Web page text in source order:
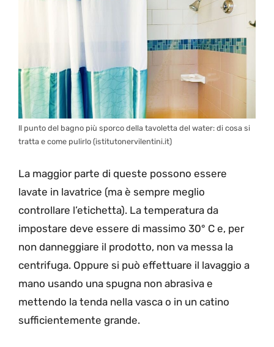
Il punto del bagno più sporco della tavoletta del water: di cosa si
tratta e come pulirlo (istitutonervilentini.it)
La maggior parte di queste possono essere
lavate in lavatrice (ma è sempre meglio
controllare l’etichetta). La temperatura da
impostare deve essere di massimo 30° C e, per
non danneggiare il prodotto, non va messa la
centrifuga. Oppure si può effettuare il lavaggio a
mano usando una spugna non abrasiva e
mettendo la tenda nella vasca o in un catino
sufficientemente grande.